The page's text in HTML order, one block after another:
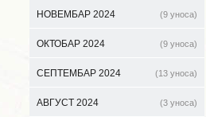
НОВЕМБАР 2024 (9 уноса)
ОКТОБАР 2024 (9 уноса)
СЕПТЕМБАР 2024 (13 уноса)
АВГУСТ 2024 (3 уноса)